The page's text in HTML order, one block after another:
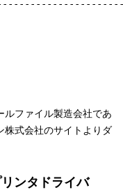
ている場合を除き、許
いかなる方法によって
。ただし、第三者が本
る許諾プログラムおよ
ルファイル製造会社であ
株式会社のサイトよりダ
ンタドライバ